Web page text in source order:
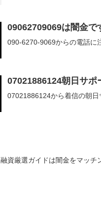
09062709069は闇金で
090-6270-9069からの電話に
07021886124朝日サポ
07021886124から着信の朝
融資厳選ガイドは闇金をマッチ